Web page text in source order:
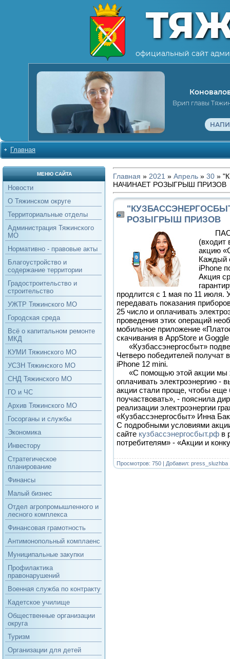
официальный сайт
Врип главы
Главная
МЕНЮ САЙТА
Новости
О Тяжинском округе
Территориальные отделы
Администрация Тяжинского
МО
Нормативно - правовые акты
Благоустройство и
содержание территории
Градостроительство и
строительство
УЖТР Тяжинского МО
Городская среда
Всё о капитальном ремонте
МКД
КУМИ Тяжинского МО
УСЗН Тяжинского МО
СНД Тяжинского МО
ГО и ЧС
Архив Тяжинского МО
Госорганы и службы
Экономика
Инвестору
Стратегическое
планирование
Финансы
Малый бизнес
Отдел агропромышленного и
лесного комплекса
Финансовая грамотность
Антимонопольный комплаенс
Муниципальные закупки
Профилактика
правонарушений
Военная служба по контракту
Кадетское училище
Общественные организации
округа
Туризм
Организации для детей
Главная » 2021 » Апрель » 30 »
НАЧИНАЕТ РОЗЫГРЫШ ПРИЗОВ
РОЗЫГРЫШ ПРИЗОВ
ПАО
(входит
акцию
Каждый
iPhone
Акция
продлится с 1 мая по 11 июля.
передавать показания
25 число и оплачивать
проведения этих операций
мобильное приложение
скачивания в AppStore и
«Кузбассэнергосбыт»
Четверо победителей получат
iPhone 12 mini.
«С помощью этой акции мы
оплачивать электроэнергию -
акции стали проще, чтобы еще
поучаствовать», - пояснила
реализации электроэнергии
«Кузбассэнергосбыт» Инна
С подробными условиями
сайте кузбассэнергосбыт.рф в
потребителям» - «Акции и
Просмотров: 750 | Добавил: press_sluzhba